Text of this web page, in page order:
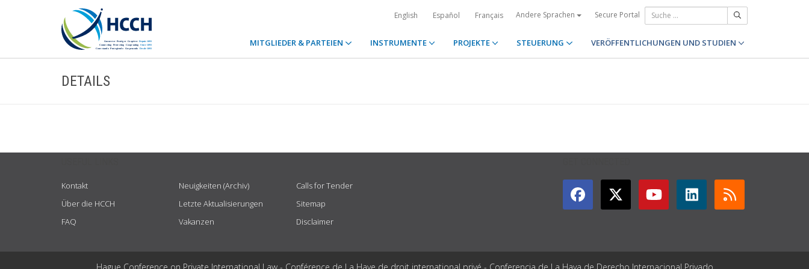
English Español Français Andere Sprachen Secure Portal
MITGLIEDER & PARTEIEN INSTRUMENTE PROJEKTE STEUERUNG VERÖFFENTLICHUNGEN UND STUDIEN
DETAILS
Kontakt
Über die HCCH
FAQ
Neuigkeiten (Archiv)
Letzte Aktualisierungen
Vakanzen
Calls for Tender
Sitemap
Disclaimer